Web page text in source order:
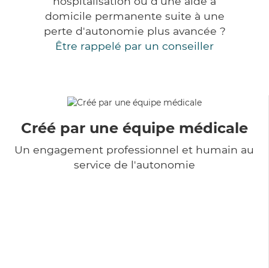
domicile permanente suite à une
perte d'autonomie plus avancée ?
Être rappelé par un conseiller
Créé par une équipe médicale
Un engagement professionnel et humain au
service de l'autonomie